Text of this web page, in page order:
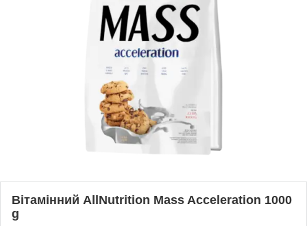
Вітамінний AllNutrition Mass Acceleration 1000
g